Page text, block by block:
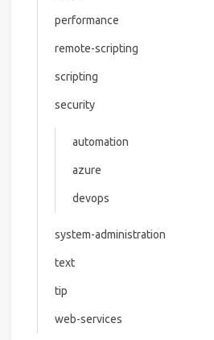
performance
remote-scripting
scripting
security
automation
azure
devops
system-administration
text
tip
web-services